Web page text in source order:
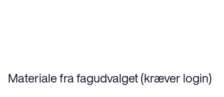
Materiale fra fagudvalget (kræver login)